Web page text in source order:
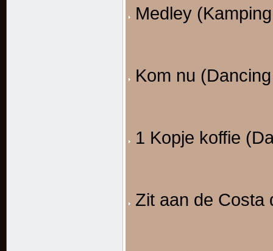
Medley
Kom nu
1 Kopje koffie
Zit aan de Costa